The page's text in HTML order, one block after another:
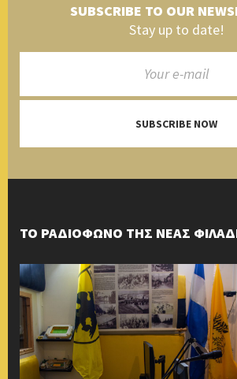
SUBSCRIBE TO OUR
Stay up to date!
SUBSCRIBE NOW
ΤΟ ΡΑΔΙΟΦΩΝΟ ΤΗΣ ΝΕΑΣ